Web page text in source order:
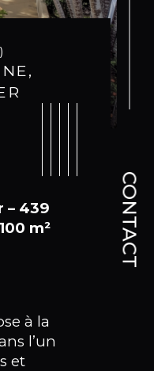
CONTACT
– 439
m²
à la
l’un
et